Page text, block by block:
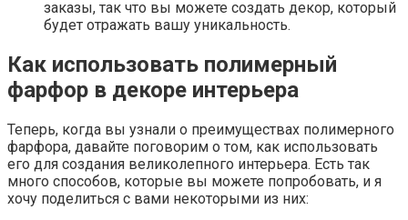
заказы, так что вы можете создать декор, который
будет отражать вашу уникальность.
Как использовать полимерный
фарфор в декоре интерьера
Теперь, когда вы узнали о преимуществах полимерного
фарфора, давайте поговорим о том, как использовать
его для создания великолепного интерьера. Есть так
много способов, которые вы можете попробовать, и я
хочу поделиться с вами некоторыми из них: